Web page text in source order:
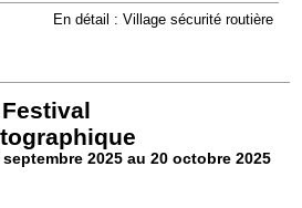
En détail : Village sécurité routière
septembre 2025 au 20 octobre 2025